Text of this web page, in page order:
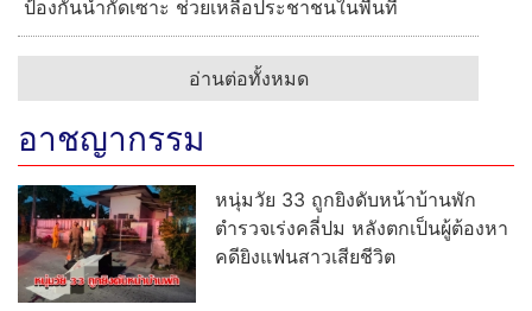
ป้องกันน้ำกัดเซาะ ช่วยเหลือประชาชนในพื้นที่
อ่านต่อทั้งหมด
อาชญากรรม
หนุ่มวัย 33 ถูกยิงดับหน้าบ้านพัก
ตำรวจเร่งคลี่ปม หลังตกเป็นผู้ต้องหา
คดียิงแฟนสาวเสียชีวิต